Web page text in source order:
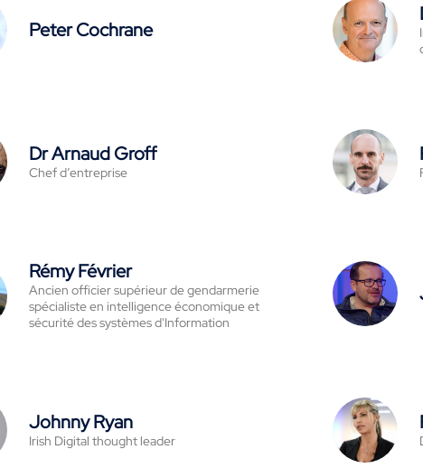
Peter Cochrane
Dr Arnaud Groff
Chef d’entreprise
Rémy Février
Ancien officier supérieur de gendarmerie
spécialiste en intelligence économique et
sécurité des systèmes d'Information
Johnny Ryan
Irish Digital thought leader